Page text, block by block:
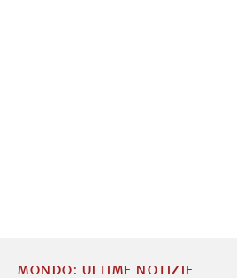
MONDO: ULTIME NOTIZIE